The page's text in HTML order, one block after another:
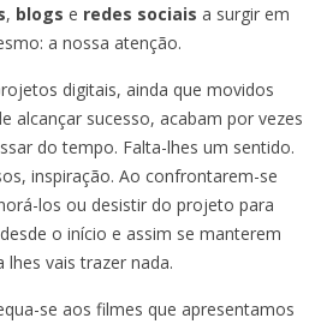
, blogs e redes sociais a surgir em
a nossa atenção.
digitais, ainda que movidos
alcançar sucesso, acabam por vezes
do tempo. Falta-lhes um sentido.
inspiração. Ao confrontarem-se
los ou desistir do projeto para
o início e assim se manterem
vais trazer nada.
se aos filmes que apresentamos